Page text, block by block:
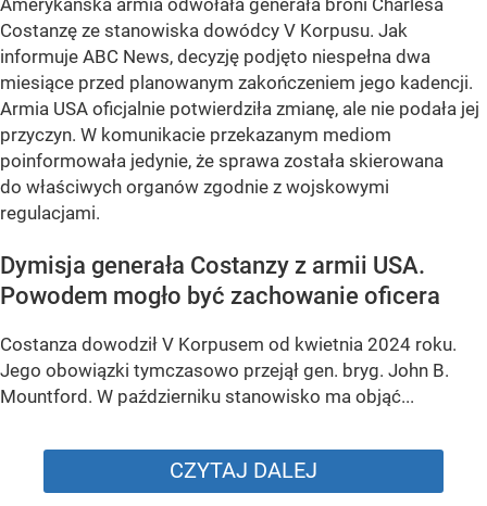
Costanzę ze stanowiska dowódcy V Korpusu. Jak
informuje ABC News, decyzję podjęto niespełna dwa
miesiące przed planowanym zakończeniem jego kadencji.
Armia USA oficjalnie potwierdziła zmianę, ale nie podała jej
przyczyn. W komunikacie przekazanym mediom
poinformowała jedynie, że sprawa została skierowana
do właściwych organów zgodnie z wojskowymi
regulacjami.
Dymisja generała Costanzy z armii USA.
Powodem mogło być zachowanie oficera
Costanza dowodził V Korpusem od kwietnia 2024 roku.
Jego obowiązki tymczasowo przejął gen. bryg. John B.
Mountford. W październiku stanowisko ma objąć...
CZYTAJ DALEJ